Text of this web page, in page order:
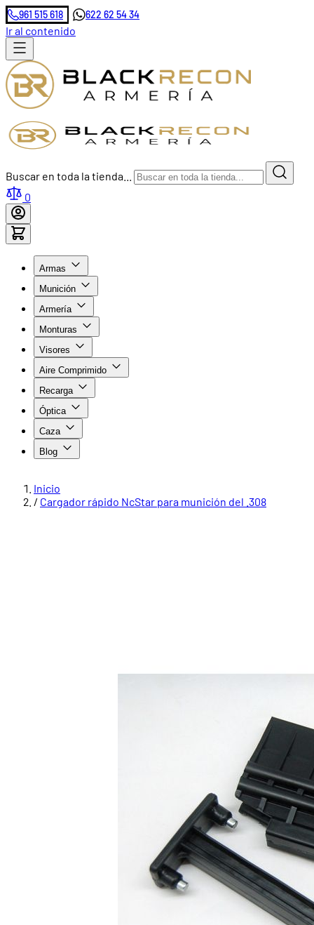
961 515 618 622 62 54 34
Ir al contenido
Buscar en toda la tienda...
0
Armas
Munición
Armería
Monturas
Visores
Aire Comprimido
Recarga
Óptica
Caza
Blog
Inicio
/ Cargador rápido NcStar para munición del .308